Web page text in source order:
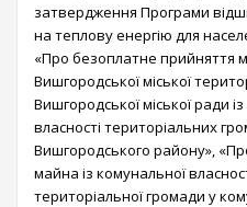
затвердження Програми
на теплову енергію для
«Про безоплатне прийняття
Вишгородської міської
Вишгородської міської ради
власності територіальних
Вишгородського району»,
майна із комунальної
територіальної громади у